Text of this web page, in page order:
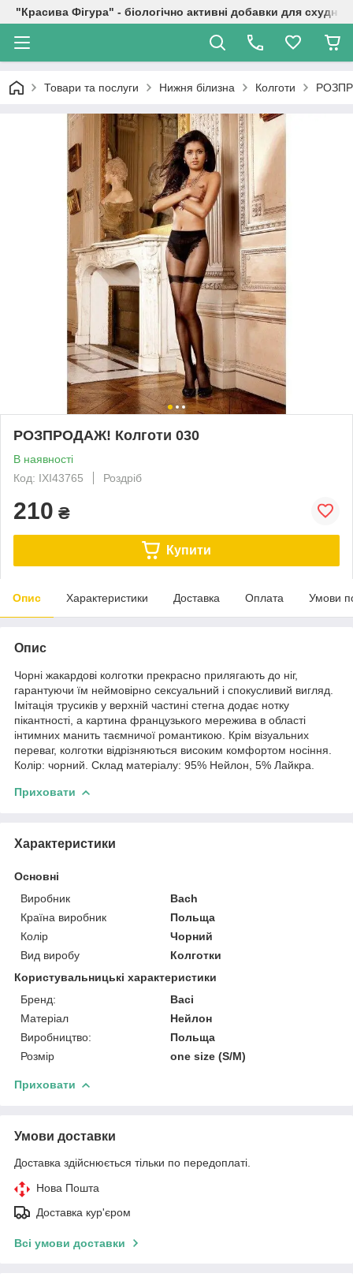
"Красива Фігура" - біологічно активні добавки для
Товари та послуги Нижня білизна Колготи
РОЗПРОДАЖ! Колготи 030
В наявності
Код: IXI43765
Роздріб
210 ₴
Купити
Опис Характеристики Доставка Оплата Умови
Опис
Чорні жакардові колготки прекрасно прилягають до ніг,
гарантуючи їм неймовірно сексуальний і спокусливий вигляд.
Імітація трусиків у верхній частині стегна додає нотку
пікантності, а картина французького мережива в області
інтимних манить таємничої романтикою. Крім візуальних
переваг, колготки відрізняються високим комфортом носіння.
Колір: чорний. Склад матеріалу: 95% Нейлон, 5% Лайкра.
Приховати
Характеристики
Основні
Виробник
Bach
Країна виробник
Польща
Колір
Чорний
Вид виробу
Колготки
Користувальницькі характеристики
Бренд:
Baci
Матеріал
Нейлон
Виробництво:
Польща
Розмір
one size (S/M)
Приховати
Умови доставки
Доставка здійснюється тільки по передоплаті.
Нова Пошта
Доставка кур'єром
Всі умови доставки